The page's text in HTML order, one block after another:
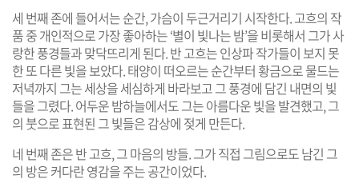
세 번째 존에 들어서는 순간, 가슴이 두근거리기 시작한다. 고흐의 작
품 중 개인적으로 가장 좋아하는 ‘별이 빛나는 밤’을 비롯해서 그가 사
랑한 풍경들과 맞닥뜨리게 된다. 반 고흐는 인상파 작가들이 보지 못
한 또 다른 빛을 보았다. 태양이 떠오르는 순간부터 황금으로 물드는
저녁까지 그는 세상을 세심하게 바라보고 그 풍경에 담긴 내면의 빛
들을 그렸다. 어두운 밤하늘에서도 그는 아름다운 빛을 발견했고, 그
의 붓으로 표현된 그 빛들은 감상에 젖게 만든다.
네 번째 존은 반 고흐, 그 마음의 방들. 그가 직접 그림으로도 남긴 그
의 방은 커다란 영감을 주는 공간이었다.